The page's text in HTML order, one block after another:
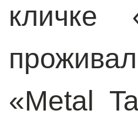
кличке
«Metal